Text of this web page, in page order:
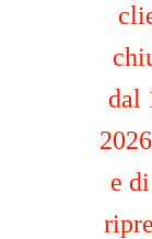
dal
e